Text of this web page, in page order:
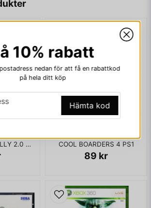
COLIN MCRAE RALLY 2.0 PS1 COOL BOARDERS 4 PS1
89 kr
min fråga
10% rabatt
nedan för att få en rabattkod
på hela ditt köp
Hämta kod